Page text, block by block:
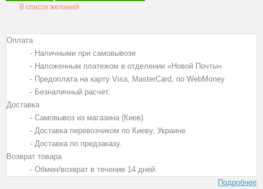
В список желаний
Оплата
- Наличными при самовывозе
- Наложенным платежом в отделении «Новой Почты»
- Предоплата на карту Visa, MasterCard, по WebMoney
- Безналичный расчет.
Доставка
- Самовывоз из магазина (Киев)
- Доставка перевозчиком по Киеву, Украине
- Доставка по предзаказу.
Возврат товара
- Обмен/возврат в течение 14 дней.
Подробнее